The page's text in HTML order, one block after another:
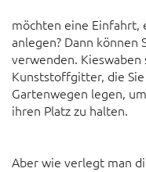
möchten eine Einfahrt,
anlegen? Dann
verwenden.
Kunststoffgitter, die
Gartenwegen legen,
ihren Platz zu halten.
Aber wie verlegt man